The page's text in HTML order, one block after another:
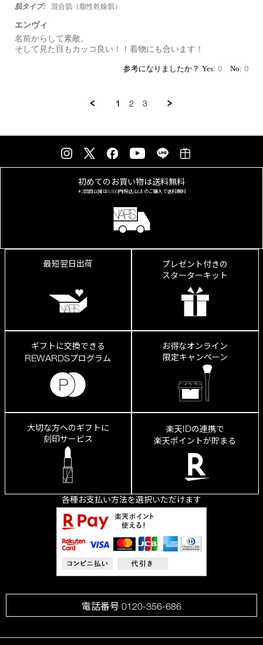
ド
カ
ラ
ー
803
肌タイプ:
混合肌（脂性乾燥肌）
エンヴィ
Review
by
review
stating
名前からして素敵。
そして見た目もカッコ良い！！着物にも合います！
0 0
1 2 3
初めてのお買い物は送料無料
＊2回目以降は5,500円(税込)以上のご購入で送料無料
最短翌日出荷
プレゼント付きの
スターターキット
ギフトに交換できる
REWARDSプログラム
お得なオンライン
限定キャンペーン
大切な方へのギフトに
刻印サービス
楽天IDの連携で
楽天ポイントが貯まる
各種お支払い方法を選択いただけます
電話番号 0120-356-686